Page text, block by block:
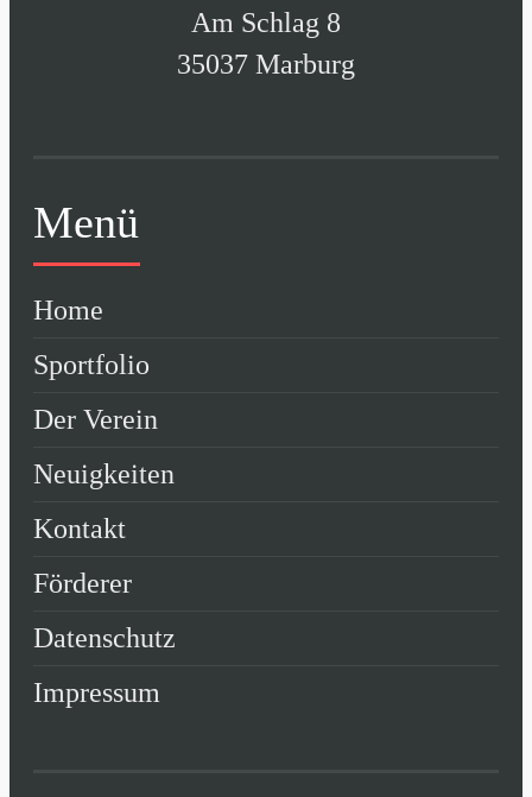
Am Schlag 8
35037 Marburg
Menü
Home
Sportfolio
Der Verein
Neuigkeiten
Kontakt
Förderer
Datenschutz
Impressum